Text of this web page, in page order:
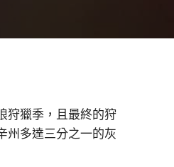
狩獵季，且最終的狩
州多達三分之一的灰